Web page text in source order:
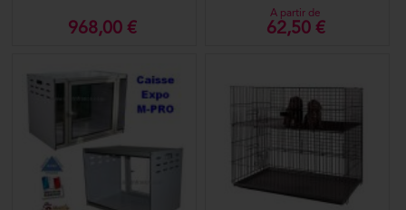
968,00 €
A partir de
62,50 €